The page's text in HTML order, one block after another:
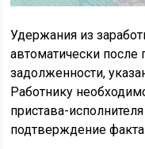
Удержания из
автоматически после
задолженности,
Работнику
пристава-
подтверждение